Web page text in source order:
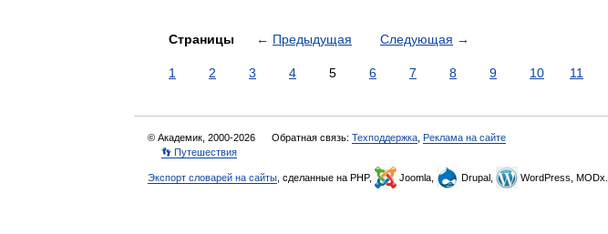
Страницы ← Предыдущая Следующая →
1 2 3 4 5 6 7 8 9 10 11
© Академик, 2000-2026 Обратная связь: Техподдержка Реклама на сайте
👣 Путешествия
Экспорт словарей на сайты , сделанные на PHP, Joomla, Drupal, WordPress, MODx.